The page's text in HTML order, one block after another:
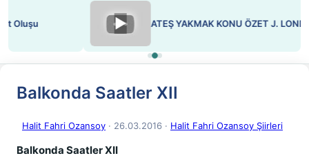
ATEŞ YAKMAK KONU ÖZET J. LONDON
Balkonda Saatler XII
Halit Fahri Ozansoy · 26.03.2016 · Halit Fahri Ozansoy Şiirleri
Balkonda Saatler XII